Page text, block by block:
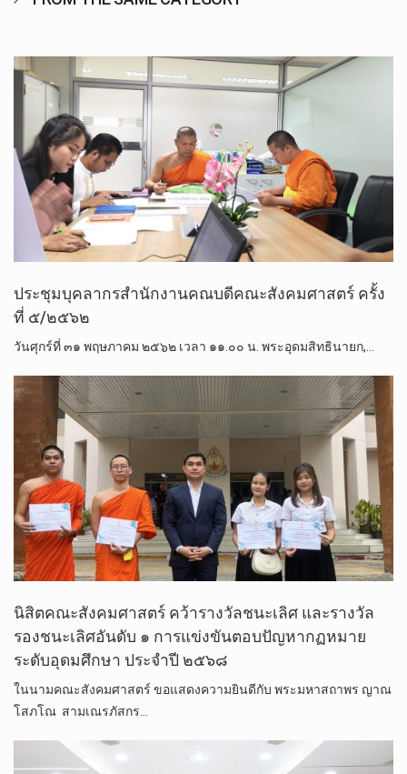
ประชุม​บุคลากร​สำนักงาน​คณบดี​คณะ​สังคม​ศาสตร์​ ครั้ง​
ที่​ ๕/๒๕๖๒
วันศุกร์​ที่​ ๓๑​ พฤษภาคม​ ๒๕​๖​๒​ เวลา​ ๑๑.๐๐​ น. พระอุดมสิทธิ​นายก,…
นิสิตคณะสังคมศาสตร์​ คว้ารางวัลชนะเลิศ และรางวัล
รองชนะเลิศอันดับ ๑ การแข่งขันตอบปัญหากฏหมาย
ระดับอุดมศึกษา ประจำปี ๒๕๖๘
ในนามคณะสังคมศาสตร์ ขอแสดงความยินดีกับ พระมหาสถาพร ญาณ
โสภโณ สามเณรภัสกร…